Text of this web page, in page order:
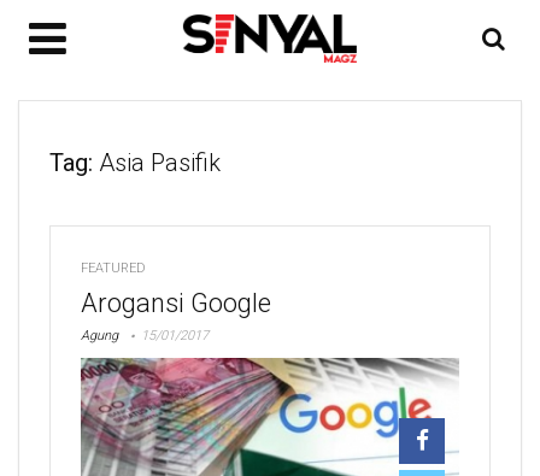
Tag: Asia Pasifik
FEATURED
Arogansi Google
Agung 15/01/2017